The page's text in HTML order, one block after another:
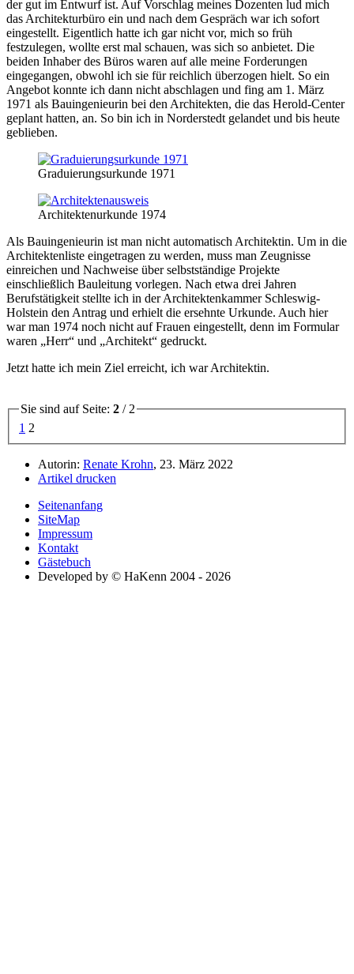
der gut im Entwurf ist. Auf Vorschlag meines Dozenten lud mich
das Architekturbüro ein und nach dem Gespräch war ich sofort
eingestellt. Eigentlich hatte ich gar nicht vor, mich so früh
festzulegen, wollte erst mal schauen, was sich so anbietet. Die
beiden Inhaber des Büros waren auf alle meine Forderungen
eingegangen, obwohl ich sie für reichlich überzogen hielt. So ein
Angebot konnte ich dann nicht abschlagen und fing am 1. März
1971 als Bauingenieurin bei den Architekten, die das Herold-Center
geplant hatten, an. So bin ich in Norderstedt gelandet und bis heute
geblieben.
Graduierungsurkunde 1971
Architektenurkunde 1974
Als Bauingenieurin ist man nicht automatisch Architektin. Um in die
Architektenliste eingetragen zu werden, muss man Zeugnisse
einreichen und Nachweise über selbstständige Projekte
einschließlich Bauleitung vorlegen. Nach etwa drei Jahren
Berufstätigkeit stellte ich in der Architektenkammer Schleswig-
Holstein den Antrag und erhielt die ersehnte Urkunde. Auch hier
war man 1974 noch nicht auf Frauen eingestellt, denn im Formular
waren
Herr und Architekt
gedruckt.
Jetzt hatte ich mein Ziel erreicht, ich war Architektin.
Sie sind auf Seite: 2 / 2
1 2
Autorin: Renate Krohn, 23. März 2022
Artikel drucken
Seitenanfang
SiteMap
Impressum
Kontakt
Gästebuch
Developed by © HaKenn 2004 - 2026